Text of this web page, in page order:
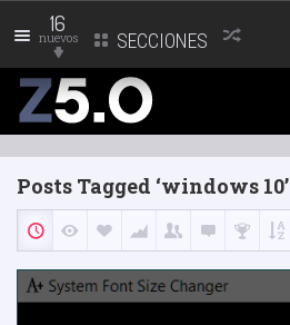
16
nuevos SECCIONES
Posts Tagged ‘windows 10’